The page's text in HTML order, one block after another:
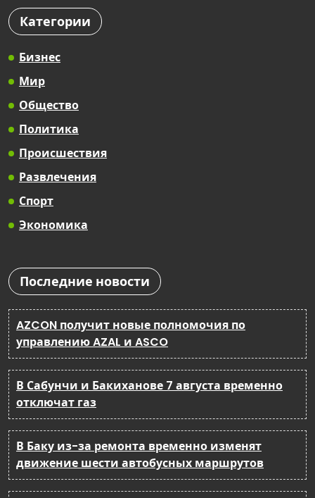
Категории
Бизнес
Мир
Общество
Политика
Происшествия
Развлечения
Спорт
Экономика
Последние новости
AZCON получит новые полномочия по
управлению AZAL и ASCO
В Сабунчи и Бакиханове 7 августа временно
отключат газ
В Баку из-за ремонта временно изменят
движение шести автобусных маршрутов